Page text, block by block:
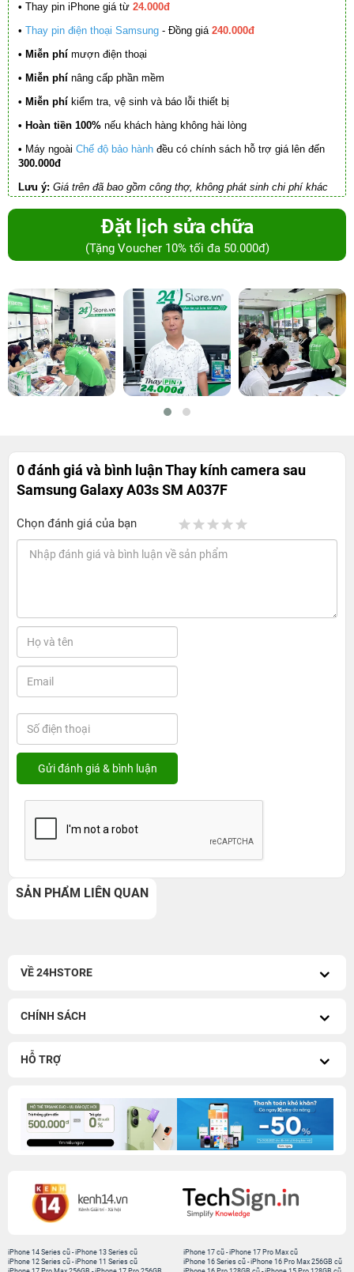
• Thay pin iPhone giá từ 24.000đ
• Thay pin điện thoại Samsung - Đồng giá 240.000đ
• Miễn phí mượn điện thoại
• Miễn phí nâng cấp phần mềm
• Miễn phí kiểm tra, vệ sinh và báo lỗi thiết bị
• Hoàn tiền 100% nếu khách hàng không hài lòng
• Máy ngoài Chế độ bảo hành đều có chính sách hỗ trợ giá lên đến
300.000đ
Lưu ý: Giá trên đã bao gồm công thợ, không phát sinh chi phí khác
Đặt lịch sửa chữa
(Tặng Voucher 10% tối đa 50.000đ)
0 đánh giá và bình luậnThay kính camera sau
Samsung Galaxy A03s SM A037F
Chọn đánh giá của bạn
SẢN PHẨM LIÊN QUAN
VỀ 24HSTORE
CHÍNH SÁCH
HỖ TRỢ
iPhone 14 Series cũ -iPhone 13 Series cũ
iPhone 12 Series cũ -iPhone 11 Series cũ
iPhone 17 cũ-iPhone 17 Pro Max cũ
iPhone 16 Series cũ- iPhone 16 Pro Max 256GB cũ